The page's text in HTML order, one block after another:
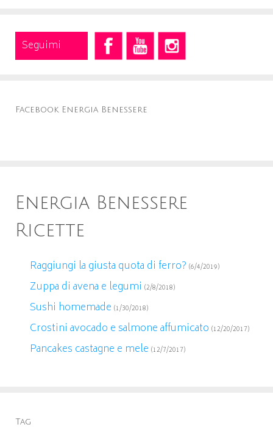
Seguimi
Facebook Energia Benessere
Energia Benessere
Ricette
Raggiungi la giusta quota di ferro? (6/4/2019)
Zuppa di avena e legumi (2/8/2018)
Sushi homemade (1/30/2018)
Crostini avocado e salmone affumicato (12/20/2017)
Pancakes castagne e mele (12/7/2017)
Tag